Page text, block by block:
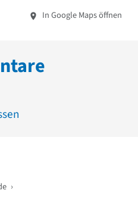
In Google Maps öffnen
›